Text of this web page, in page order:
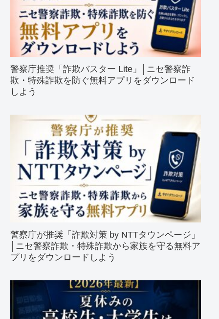
警察庁推奨「詐欺バスター Lite」│ニセ警察詐
欺・特殊詐欺を防ぐ無料アプリをダウンロード
しよう
警察庁が推奨「詐欺対策 by NTTタウンページ」
│ニセ警察詐欺・特殊詐欺から家族を守る無料ア
プリをダウンロードしよう